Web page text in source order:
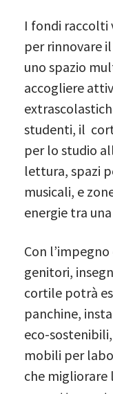
I fondi raccolti
per rinnovare
uno spazio
accogliere
studenti, il
per lo studio
lettura, spazi
musicali, e
energie tra
Con
genitori,
cortile potrà
panchine,
eco-
mobili per
che migliorare